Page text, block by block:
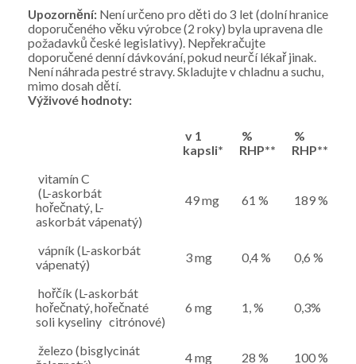
Upozornění: Není určeno pro děti do 3 let (dolní hranice
doporučeného věku výrobce (2 roky) byla upravena dle
požadavků české legislativy). Nepřekračujte
doporučené denní dávkování, pokud neurčí lékař jinak.
Není náhrada pestré stravy. Skladujte v chladnu a suchu,
mimo dosah dětí.
Výživové hodnoty:
v 1
kapsli*
%
RHP**
%
RHP***
vitamín C
(L-askorbát
hořečnatý, L-
askorbát vápenatý)
49 mg 61 % 189 %
vápník (L-askorbát
vápenatý)
3 mg 0,4 % 0,6 %
hořčík (L-askorbát
hořečnatý, hořečnaté
soli kyseliny citrónové)
6 mg 1, % 0,3%
železo (bisglycinát
4 mg 28 % 100 %